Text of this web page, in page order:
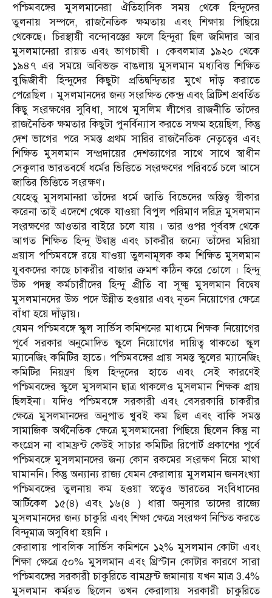
পশ্চিমবঙ্গের মুসলমানেরা ঐতিহাসিক সময় থেকে হিন্দুদের
তুলনায় সম্পদে, রাজনৈতিক ক্ষমতায় এবং শিক্ষায় পিছিয়ে
থেকেছে। চিরস্থায়ী বন্দোবস্তের ফলে হিন্দুরা ছিল জমিদার আর
মুসলমানেরা রায়ত এবং ভাগচাষী । কেবলমাত্র ১৯২০ থেকে
১৯৪৭ এর সময়ে অবিভক্ত বাঙলায় মুসলমান মধ্যবিত্ত শিক্ষিত
বুদ্ধিজীবী হিন্দুদের কিছুটা প্রতিদ্বন্দ্বিতার মুখে দাঁড় করাতে
পেরেছিল । মুসলমানদের জন্য সংরক্ষিত কেন্দ্র এবং ব্রিটিশ প্রবর্তিত
কিছু সংরক্ষণের সুবিধা, সাথে মুসলিম লীগের রাজনীতি তাঁদের
রাজনৈতিক ক্ষমতার কিছুটা পুনর্বিন্যাস করতে সক্ষম হয়েছিল, কিন্তু
দেশ ভাগের পরে সমস্ত প্রথম সারির রাজনৈতিক নেতৃত্বের এবং
শিক্ষিত মুসলমান সম্প্রদায়ের দেশত্যাগের সাথে সাথে স্বাধীন
সেকুলার ভারতবর্ষে ধর্মের ভিত্তিতে সংরক্ষণের পরিবর্তে চলে আসে
জাতির ভিত্তিতে সংরক্ষণ।
যেহেতু মুসলমানরা তাঁদের ধর্মে জাতি বিভেদের অস্তিত্ব স্বীকার
করেনা তাই এদেশে থেকে যাওয়া বিপুল পরিমাণ দরিদ্র মুসলমান
সংরক্ষণের আওতার বাইরে চলে যায় । তার ওপর পূর্ববঙ্গ থেকে
আগত শিক্ষিত হিন্দু উদ্বাস্তু এবং চাকরীর জন্যে তাঁদের মরিয়া
প্রয়াস পশ্চিমবঙ্গে রয়ে যাওয়া তুলনামূলক কম শিক্ষিত মুসলমান
যুবকদের কাছে চাকরীর বাজার ক্রমশ কঠিন করে তোলে । হিন্দু
উচ্চ পদস্থ কর্মচারীদের হিন্দু প্রীতি বা সূক্ষ্ম মুসলমান বিদ্বেষ
মুসলমানদের উচ্চ পদে উন্নীত হওয়ার এবং নূতন নিয়োগের ক্ষেত্রে
বাঁধা হয়ে দাঁড়ায়।
যেমন পশ্চিমবঙ্গে স্কুল সার্ভিস কমিশনের মাধ্যমে শিক্ষক নিয়োগের
পূর্বে সরকার অনুমোদিত স্কুলে নিয়োগের দায়িত্ব থাকতো স্কুল
ম্যানেজিং কমিটির হাতে। পশ্চিমবঙ্গের প্রায় সমস্ত স্কুলের ম্যানেজিং
কমিটির নিয়ন্ত্রণ ছিল হিন্দুদের হাতে এবং সেই কারণেই
পশ্চিমবঙ্গের স্কুলে মুসলমান ছাত্র থাকলেও মুসলমান শিক্ষক প্রায়
ছিলইনা। যদিও পশ্চিমবঙ্গে সরকারী এবং বেসরকারি চাকরীর
ক্ষেত্রে মুসলমানদের অনুপাত খুবই কম ছিল এবং বাকি সমস্ত
সামাজিক অর্থনৈতিক ক্ষেত্রে মুসলমানেরা পিছিয়ে ছিলেন কিন্তু না
কংগ্রেস না বামফ্রন্ট কেউই সাচার কমিটির রিপোর্ট প্রকাশের পূর্বে
পশ্চিমবঙ্গে মুসলমানদের জন্য কোন রকমের সংরক্ষণ নিয়ে মাথা
ঘামাননি। কিন্তু অন্যান্য রাজ্য যেমন কেরালায় মুসলমান জনসংখ্যা
পশ্চিমবঙ্গের তুলনায় কম হওয়া স্বত্বেও ভারতের সংবিধানের
আর্টিকেল ১৫(৪) এবং ১৬(৪ ) ধারা অনুসার তাদের রাজ্যে
মুসলমানদের জন্য চাকুরি এবং শিক্ষা ক্ষেত্রে সংরক্ষণ নিশ্চিত করতে
বিন্দুমাত্র অসুবিধা হয়নি ।
কেরালায় পাবলিক সার্ভিস কমিশনে ১২% মুসলমান কোটা এবং
শিক্ষা ক্ষেত্রে ৫০% মুসলমান এবং খ্রিস্টান কোটার কারণে সারা
পশ্চিমবঙ্গের সরকারী চাকুরিতে বামফ্রন্ট জমানায় যখন মাত্র 3.4%
মুসলমান কর্মরত ছিলেন তখন কেরালায় সরকারী চাকুরিতে